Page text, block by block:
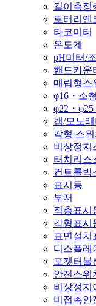
길이측정
로터리엔
타코미터
온도계
pH미터/
핸드카운
매립형스
φ16・소
φ22・φ25
캠/모노레
각형 스위
비상정지
터치리스
컨트롤박
표시등
부저
적층표시
각형표시
표면설치
디스플레
포켓터블
안전스위
비상정지
비접촉안